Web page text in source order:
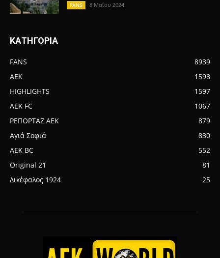
FANS 8 Μαΐου 2024
ΚΑΤΗΓΟΡΙΑ
FANS
8939
AEK
1598
HIGHLIGHTS
1597
AEK FC
1067
ΡΕΠΟΡΤΑΖ ΑΕΚ
879
Αγιά Σοφιά
830
AEK BC
552
Original 21
81
Δικέφαλος 1924
25